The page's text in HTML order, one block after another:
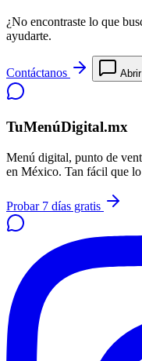
¿No encontraste lo que
ayudarte.
Contáctanos
TuMenúDigital.mx
Menú digital, punto de
en México. Tan fácil que
Probar 7 días gratis